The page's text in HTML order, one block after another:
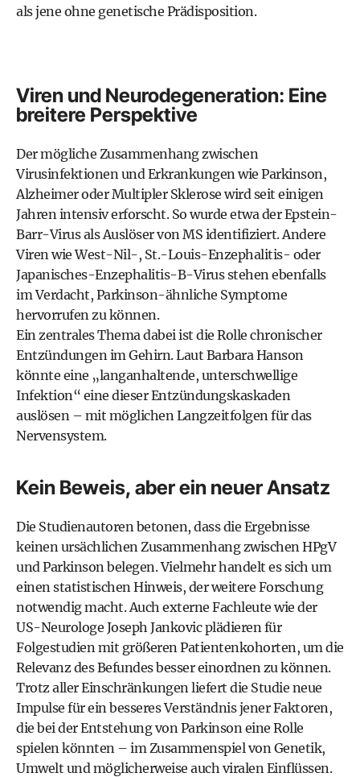
als jene ohne genetische Prädisposition.
Viren und Neurodegeneration: Eine
breitere Perspektive
Der mögliche Zusammenhang zwischen
Virusinfektionen und Erkrankungen wie Parkinson,
Alzheimer oder Multipler Sklerose wird seit einigen
Jahren intensiv erforscht. So wurde etwa der Epstein-
Barr-Virus als Auslöser von MS identifiziert. Andere
Viren wie West-Nil-, St.-Louis-Enzephalitis- oder
Japanisches-Enzephalitis-B-Virus stehen ebenfalls
im Verdacht, Parkinson-ähnliche Symptome
hervorrufen zu können.
Ein zentrales Thema dabei ist die Rolle chronischer
Entzündungen im Gehirn. Laut Barbara Hanson
könnte eine „langanhaltende, unterschwellige
Infektion“ eine dieser Entzündungskaskaden
auslösen – mit möglichen Langzeitfolgen für das
Nervensystem.
Kein Beweis, aber ein neuer Ansatz
Die Studienautoren betonen, dass die Ergebnisse
keinen ursächlichen Zusammenhang zwischen HPgV
und Parkinson belegen. Vielmehr handelt es sich um
einen statistischen Hinweis, der weitere Forschung
notwendig macht. Auch externe Fachleute wie der
US-Neurologe Joseph Jankovic plädieren für
Folgestudien mit größeren Patientenkohorten, um die
Relevanz des Befundes besser einordnen zu können.
Trotz aller Einschränkungen liefert die Studie neue
Impulse für ein besseres Verständnis jener Faktoren,
die bei der Entstehung von Parkinson eine Rolle
spielen könnten – im Zusammenspiel von Genetik,
Umwelt und möglicherweise auch viralen Einflüssen.